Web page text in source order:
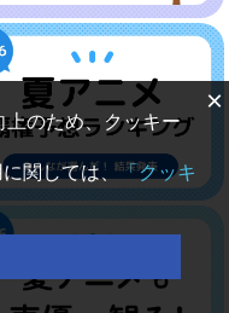
×
上のため、クッキー
関しては、「クッキ